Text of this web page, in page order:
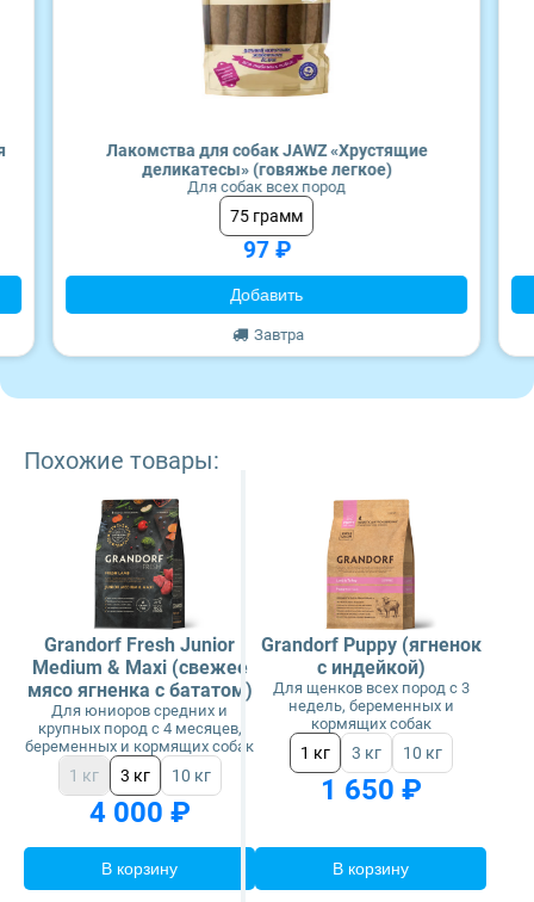
Лакомства для собак JAWZ «Хрустящие
деликатесы» (говяжье легкое)
Для собак всех пород
75 грамм
97 ₽
Добавить
Завтра
Похожие товары:
Grandorf Fresh Junior
Medium & Maxi (свежее
мясо ягненка с бататом)
Для юниоров средних и
крупных пород с 4 месяцев,
беременных и кормящих собак
1 кг 3 кг 10 кг
4 000 ₽
В корзину
Grandorf Puppy (ягненок
с индейкой)
Для щенков всех пород с 3
недель, беременных и
кормящих собак
1 кг 3 кг 10 кг
1 650 ₽
В корзину